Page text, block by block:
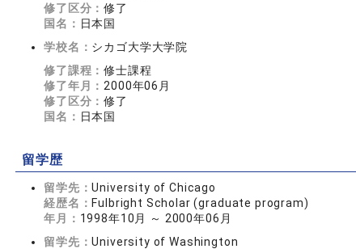
修了区分：修了
国名： 日本国
学校名： シカゴ大学大学院
修了課程：修士課程
修了年月： 2000年06月
修了区分：修了
国名： 日本国
留学歴
留学先：University of Chicago
経歴名： Fulbright Scholar (graduate program)
年月： 1998年10月 ～ 2000年06月
留学先：University of Washington